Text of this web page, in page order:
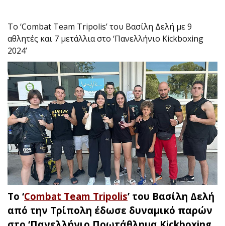
Το ‘Combat Team Tripolis’ του Βασίλη Δελή με 9
αθλητές και 7 μετάλλια στο ‘Πανελλήνιο Kickboxing
2024’
Το ‘Combat Team Tripolis’ του Βασίλη Δελή
από την Τρίπολη έδωσε δυναμικό παρών